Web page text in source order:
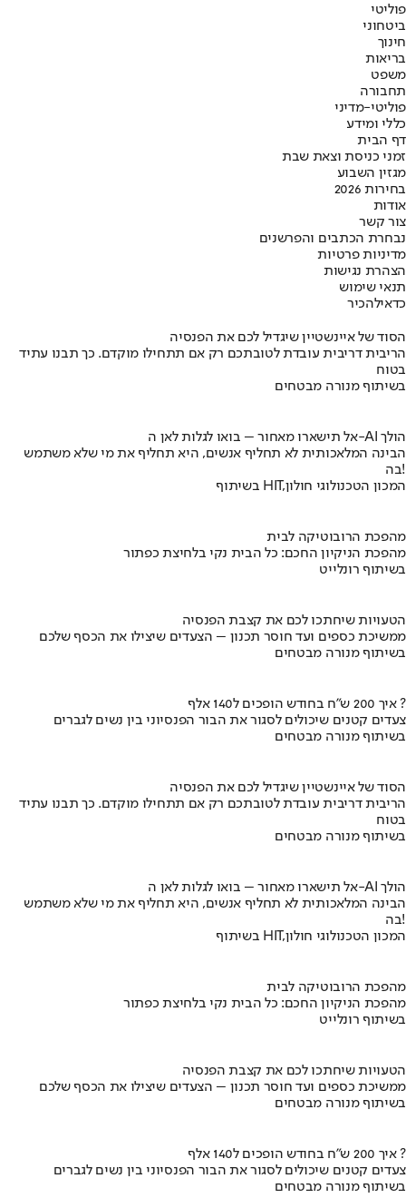
פוליטי
ביטחוני
חינוך
בריאות
משפט
תחבורה
פוליטי-מדיני
כללי ומידע
דף הבית
זמני כניסת וצאת שבת
מגזין השבוע
בחירות 2026
אודות
צור קשר
נבחרת הכתבים והפרשנים
מדיניות פרטיות
הצהרת נגישות
תנאי שימוש
כדאילהכיר
הסוד של איינשטיין שיגדיל לכם את הפנסיה
הריבית דריבית עובדת לטובתכם רק אם תתחילו מוקדם. כך תבנו עתיד
בטוח
בשיתוף מנורה מבטחים
אל תישארו מאחור – בואו לגלות לאן ה-AI הולך
הבינה המלאכותית לא תחליף אנשים, היא תחליף את מי שלא משתמש
בה!
בשיתוף HIT,המכון הטכנולוגי חולון
מהפכת הרובוטיקה לבית
מהפכת הניקיון החכם: כל הבית נקי בלחיצת כפתור
בשיתוף רונלייט
הטעויות שיחתכו לכם את קצבת הפנסיה
ממשיכת כספים ועד חוסר תכנון – הצעדים שיצילו את הכסף שלכם
בשיתוף מנורה מבטחים
איך 200 ש"ח בחודש הופכים ל140 אלף ?
צעדים קטנים שיכולים לסגור את הבור הפנסיוני בין נשים לגברים
בשיתוף מנורה מבטחים
הסוד של איינשטיין שיגדיל לכם את הפנסיה
הריבית דריבית עובדת לטובתכם רק אם תתחילו מוקדם. כך תבנו עתיד
בטוח
בשיתוף מנורה מבטחים
אל תישארו מאחור – בואו לגלות לאן ה-AI הולך
הבינה המלאכותית לא תחליף אנשים, היא תחליף את מי שלא משתמש
בה!
בשיתוף HIT,המכון הטכנולוגי חולון
מהפכת הרובוטיקה לבית
מהפכת הניקיון החכם: כל הבית נקי בלחיצת כפתור
בשיתוף רונלייט
הטעויות שיחתכו לכם את קצבת הפנסיה
ממשיכת כספים ועד חוסר תכנון – הצעדים שיצילו את הכסף שלכם
בשיתוף מנורה מבטחים
איך 200 ש"ח בחודש הופכים ל140 אלף ?
צעדים קטנים שיכולים לסגור את הבור הפנסיוני בין נשים לגברים
בשיתוף מנורה מבטחים